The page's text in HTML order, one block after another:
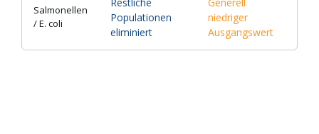
Salmonellen
/ E. coli
Populationen
eliminiert
niedriger
Ausgangswert